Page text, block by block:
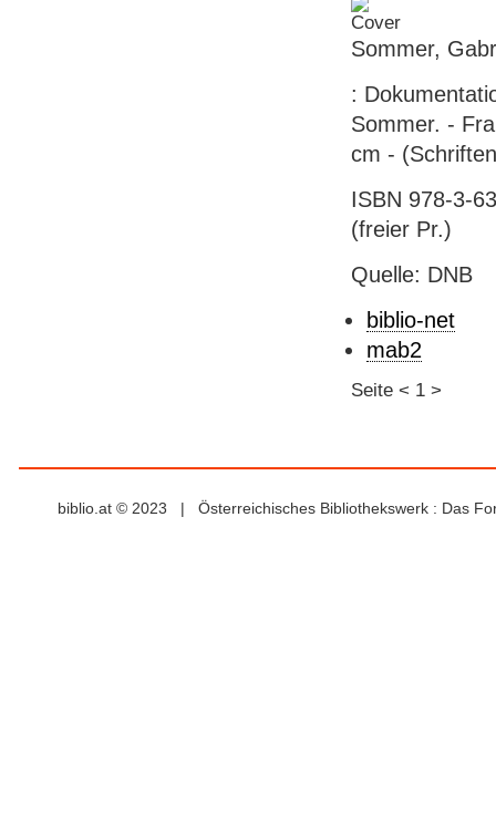
Sommer,
:
Sommer. -
cm -
ISBN 978-3-
(freier Pr.)
Quelle: DNB
biblio-net
mab2
Seite < 1 >
biblio.at © 2023 | Österreichisches Bibliothekswerk : Das